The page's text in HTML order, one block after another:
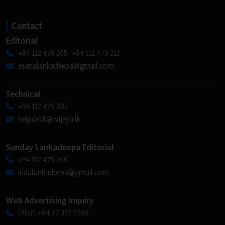
Contact
Editorial
+94 112 479 205, +94 112 479 212
esenalankadeepa@gmail.com
Technical
+94 112 479 882
helpdesk@wijeya.lk
Sunday Lankadeepa Editorial
+94 112 479 260
iridalankadeepa@gmail.com
Web Advertising Inquiry
Dilan: +94 77 372 7288